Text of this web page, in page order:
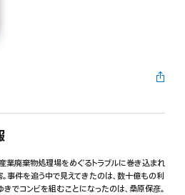
業廃棄物処理場をめぐるトラブルに巻き込まれ
事件を追う中で見えてきたのは、数十億もの利
でコンビを組むことになったのは、桑原保彦。